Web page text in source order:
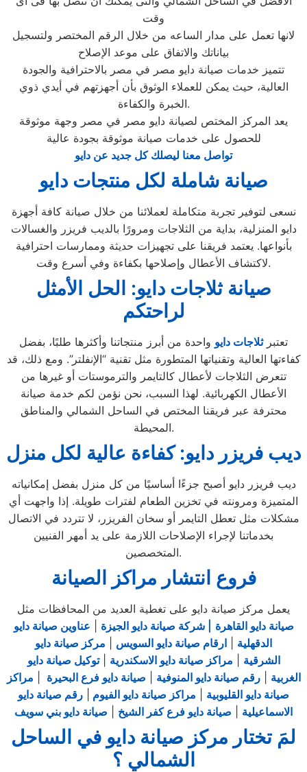
وقت
لانها تعمل على مدار الساعه من خلال الرقم المختصر ولتسجيل
بياناتك والاتفاق على موعد الإصلاح
تتميز خدمات صيانة دايو مصر في مصر بالاحترافية والجودة
العالية، حيث يمكن للعملاء الوثوق بأن أجهزتهم في أيدي ذوي
الخبرة والكفاءة.
يعد المركز المختص لصيانة دايو مصر في مصر وجهة موثوقة
للحصول على خدمات صيانة موثوقة بجودة عالية
تواصل معنا ليصلك كل جديد عن دايو
صيانة شاملة لكل منتجات دايو
نسعى لتوفير تجربة متكاملة لعملائنا من خلال صيانة كافة أجهزة
دايو المنزلية، بداية من الثلاجات ومرورًا بالديب فريزر والغسالات
بأنواعها. يعتمد فريقنا على تجهيزات حديثة وممارسات احترافية
لاكتشاف الأعطال وإصلاحها بكفاءة وفي أسرع وقت.
صيانة ثلاجات دايو: الحل الأمثل
لراحتكم
تعتبرثلاجات دايو واحدة من أبرز منتجاتنا وأكثرها طلبًا، بفضل
كفاءتها العالية وتقنياتها المتطورة مثل تقنية “الإنفلتر”. ومع ذلك، قد
تتعرض الثلاجات لأعطال كالتايمر والترموستات أو غيرها من
الأعطال الكهربائية. لهذا السبب، نحن نؤمن لكم خدمة صيانة
محترفة عبر فريقنا المختص في الساحل الشمالي والمناطق
المحيطة.
ديب فريزر دايو: كفاءة عالية لكل منزل
ديب فريزر دايو أصبح جزءًا أساسيًا من كل منزل بفضل إمكانياته
المتميزة ومرونته في تخزين الطعام لفترات طويلة. إذا واجهت أي
مشكلات مثل تعطل التايمر أو سخان الفريزر، لا تتردد في الاتصال
بخدماتنا لإجراء الإصلاحات اللازمة على يد أمهر الفنيين
المتخصصين.
فروع انتشار مراكز الصيانة
يعمل مركز صيانة دايو على تغطية العديد من المحافظات مثل
صيانة دايو القاهرة
| شركة صيانة دايو الجيزة
عناوين صيانة دايو
الدقهلية
ارقام صيانة دايو السويس
مركز صيانة دايو
الشرقية
مراكز صيانة دايو الاسكندرية |توكيل صيانة دايو
الغربية |رقم صيانة دايو المنوفية صيانة دايو فرع البحيرة
مراكز
صيانة دايو القليوبية
مراكز صيانة دايو الفيوم
رقم صيانة دايو
الاسماعيلية
صيانة دايو فرع كفر الشيخ صيانة دايو بني سويف
لمَ تختار مركز صيانة دايو في الساحل
الشمالي ؟